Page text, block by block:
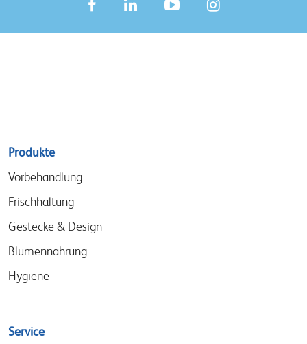
Sitemap
menu
Produkte
Vorbehandlung
Frischhaltung
Gestecke & Design
Blumennahrung
Hygiene
Service